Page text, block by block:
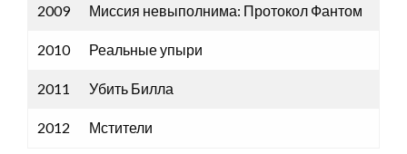
2009 Миссия невыполнима: Протокол Фантом
2010 Реальные упыри
2011 Убить Билла
2012 Мстители